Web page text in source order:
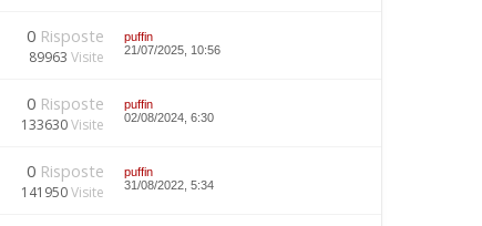
0 Risposte
89963 Visite
puffin
21/07/2025, 10:56
0 Risposte
133630Visite
puffin
02/08/2024, 6:30
0 Risposte
141950Visite
puffin
31/08/2022, 5:34